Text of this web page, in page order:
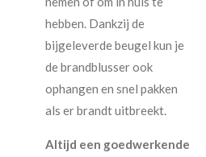
hebben. Dankzij de
bijgeleverde beugel kun je
de brandblusser ook
ophangen en snel pakken
als er brandt uitbreekt.
Altijd een goedwerkende